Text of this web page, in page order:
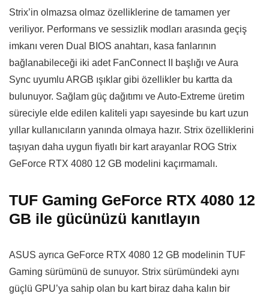
Strix’in olmazsa olmaz özelliklerine de tamamen yer
veriliyor. Performans ve sessizlik modları arasında geçiş
imkanı veren Dual BIOS anahtarı, kasa fanlarının
bağlanabileceği iki adet FanConnect II başlığı ve Aura
Sync uyumlu ARGB ışıklar gibi özellikler bu kartta da
bulunuyor. Sağlam güç dağıtımı ve Auto-Extreme üretim
süreciyle elde edilen kaliteli yapı sayesinde bu kart uzun
yıllar kullanıcıların yanında olmaya hazır. Strix özelliklerini
taşıyan daha uygun fiyatlı bir kart arayanlar ROG Strix
GeForce RTX 4080 12 GB modelini kaçırmamalı.
TUF Gaming GeForce RTX 4080 12
GB ile gücünüzü kanıtlayın
ASUS ayrıca GeForce RTX 4080 12 GB modelinin TUF
Gaming sürümünü de sunuyor. Strix sürümündeki aynı
güçlü GPU’ya sahip olan bu kart biraz daha kalın bir